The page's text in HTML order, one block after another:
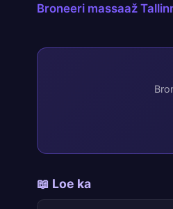
Broneeri massaaž
📖 Loe ka